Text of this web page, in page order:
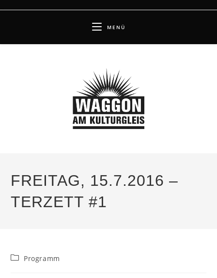
MENÜ
FREITAG, 15.7.2016 –
TERZETT #1
Beitrags-
Programm